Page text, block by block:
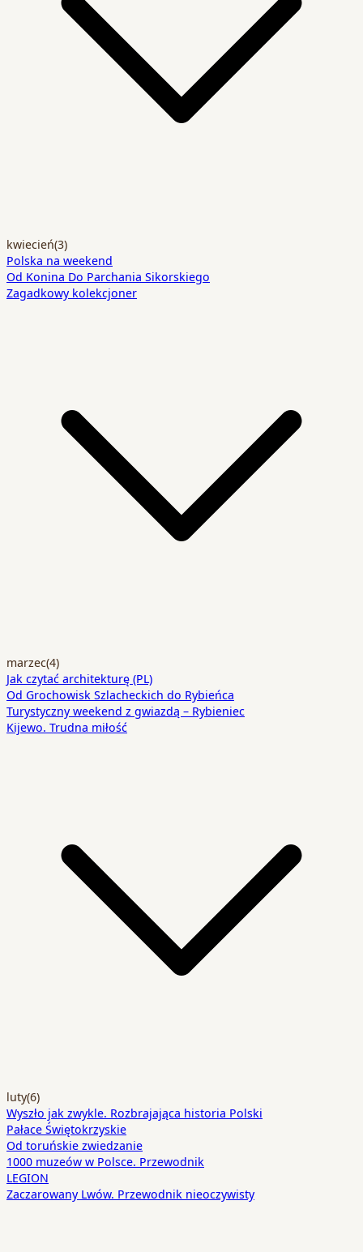
kwiecień(3)
Polska na weekend
Od Konina Do Parchania Sikorskiego
Zagadkowy kolekcjoner
marzec(4)
Jak czytać architekturę (PL)
Od Grochowisk Szlacheckich do Rybieńca
Turystyczny weekend z gwiazdą – Rybieniec
Kijewo. Trudna miłość
luty(6)
Wyszło jak zwykle. Rozbrajająca historia Polski
Pałace Świętokrzyskie
Od toruńskie zwiedzanie
1000 muzeów w Polsce. Przewodnik
LEGION
Zaczarowany Lwów. Przewodnik nieoczywisty